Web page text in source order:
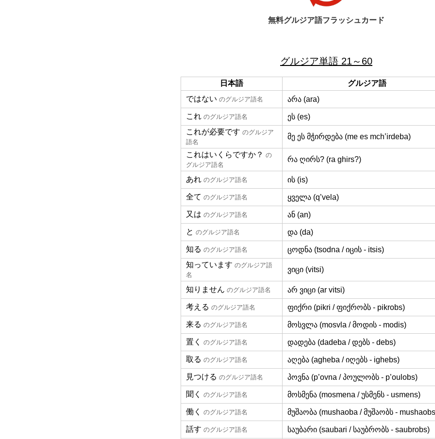
無料グルジア語フラッシュカード
グルジア単語 21～60
日本語
グルジア語
ではない のグルジア語名 არა (ara)
これ のグルジア語名
ეს (es)
これが必要です のグルジア
語名
მე ეს მჭირდება (me es mch’irdeba)
これはいくらですか？ の
グルジア語名
რა ღირს? (ra ghirs?)
あれ のグルジア語名 ის (is)
全て のグルジア語名 ყველა (q’vela)
又は のグルジア語名 ან (an)
と のグルジア語名 და (da)
知る のグルジア語名
ცოდნა (tsodna / იცის - itsis)
知っています のグルジア語
名
ვიცი (vitsi)
知りません のグルジア語名 არ ვიცი (ar vitsi)
考える のグルジア語名 ფიქრი (pikri / ფიქრობს - pikrobs)
来る のグルジア語名 მოსვლა (mosvla / მოდის - modis)
置く のグルジア語名 დადება (dadeba / დებს - debs)
取る のグルジア語名 აღება (agheba / იღებს - ighebs)
見つける のグルジア語名 პოვნა (p’ovna / პოულობს - p’oulobs)
聞く のグルジア語名 მოსმენა (mosmena / უსმენს - usmens)
働く のグルジア語名 მუშაობა (mushaoba / მუშაობს -
話す のグルジア語名 საუბარი (saubari / საუბრობს - saubrobs)